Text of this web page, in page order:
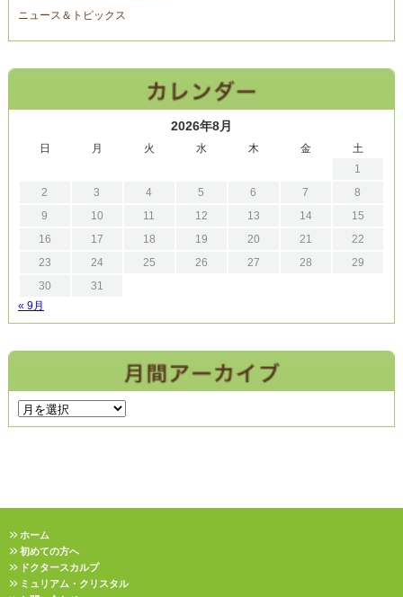
ニュース＆トピックス
2026年8月
日 月 火 水 木 金
土
1
2
3 4 5 6 7
8
9
10 11 12 13 14
15
16
17 18 19 20 21
22
23
24 25 26 27 28
29
30
31
« 9月
ホーム
初めての方へ
ドクタースカルプ
ミュリアム・クリスタル